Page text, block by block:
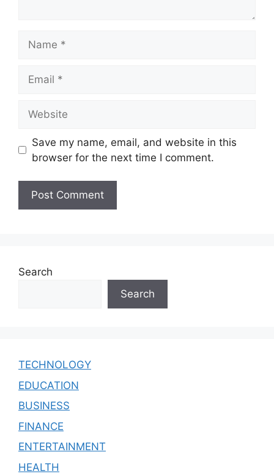
Save my name, email, and website in this
browser for the next time I comment.
Search
Search
TECHNOLOGY
EDUCATION
BUSINESS
FINANCE
ENTERTAINMENT
HEALTH